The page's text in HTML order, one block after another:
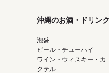
沖縄のお酒・ドリンク
泡盛
ビール・チューハイ
ワイン・ウィスキー・カ
クテル